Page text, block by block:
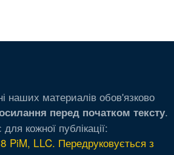
наших материалів обов'язково
перед початком тексту.
кожної публікації:
LLC. Передруковується з